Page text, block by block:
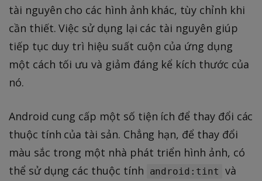
tài nguyên cho các hình ảnh khác, tùy chỉnh khi
cần thiết. Việc sử dụng lại các tài nguyên giúp
tiếp tục duy trì hiệu suất cuộn của ứng dụng
một cách tối ưu và giảm đáng kể kích thước của
nó.
Android cung cấp một số tiện ích để thay đổi các
thuộc tính của tài sản. Chẳng hạn, để thay đổi
màu sắc trong một nhà phát triển hình ảnh, có
thể sử dụng các thuộc tính
android:tint và